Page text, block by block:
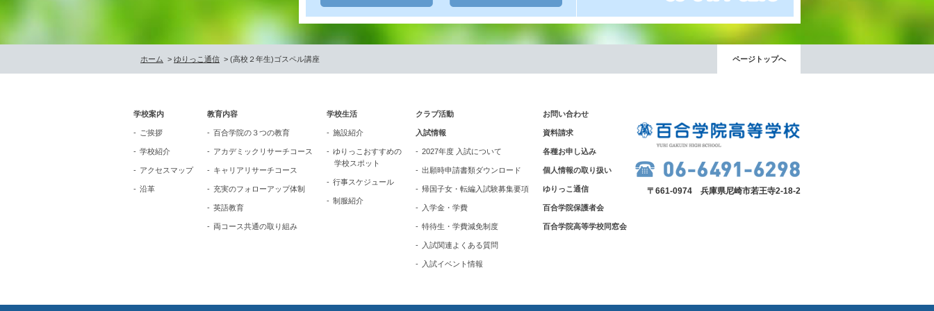
ホーム > ゆりっこ通信 > (高校２年生)ゴスペル講座 ページトップへ
学校案内
ご挨拶
学校紹介
アクセスマップ
沿革
教育内容
百合学院の３つの教育
アカデミックリサーチコース
キャリアリサーチコース
充実のフォローアップ体制
英語教育
両コース共通の取り組み
学校生活
施設紹介
ゆりっこおすすめの
学校スポット
行事スケジュール
制服紹介
クラブ活動
入試情報
2027年度 入試について
出願時申請書類ダウンロード
帰国子女・転編入試験募集要項
入学金・学費
特待生・学費減免制度
入試関連よくある質問
入試イベント情報
お問い合わせ
資料請求
各種お申し込み
個人情報の取り扱い
ゆりっこ通信
百合学院保護者会
百合学院高等学校同窓会
〒661-0974 兵庫県尼崎市若王寺2-18-2